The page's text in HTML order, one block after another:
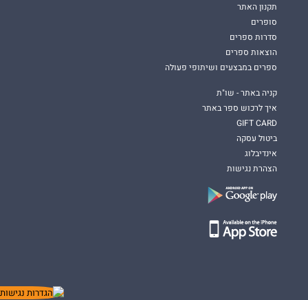
תקנון האתר
סופרים
סדרות ספרים
הוצאות ספרים
ספרים במבצעים ושיתופי פעולה
קניה באתר - שו"ת
איך לרכוש ספר באתר
GIFT CARD
ביטול עסקה
אינדיבלוג
הצהרת נגישות